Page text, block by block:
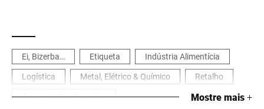
Ei, Bizerba… Etiqueta
Indústria Alimentícia
Logística
Metal, Elétrico & Químico
Retalho
Comércio De Alimentos
Mostre mais+